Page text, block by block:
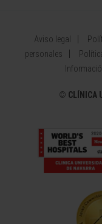
Aviso legal
personales
© CLÍNICA